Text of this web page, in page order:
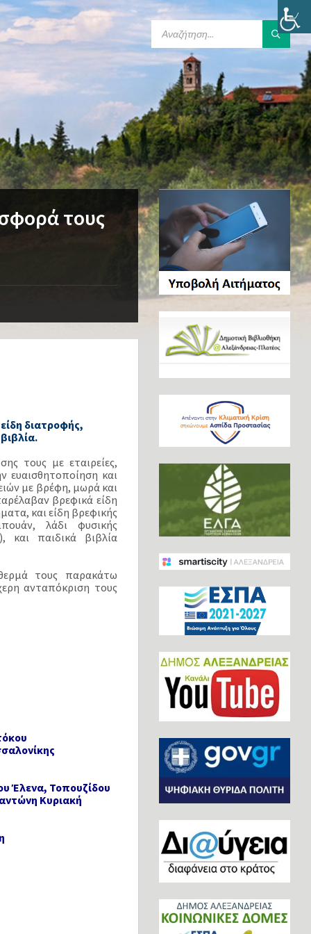
τους
διατροφής,
τους με εταιρείες,
ευαισθητοποίηση και
με βρέφη, μωρά και
βρεφικά είδη
και είδη βρεφικής
λάδι φυσικής
και παιδικά βιβλία
τους παρακάτω
ανταπόκριση τους
Έλενα, Τοπουζίδου
Κυριακή